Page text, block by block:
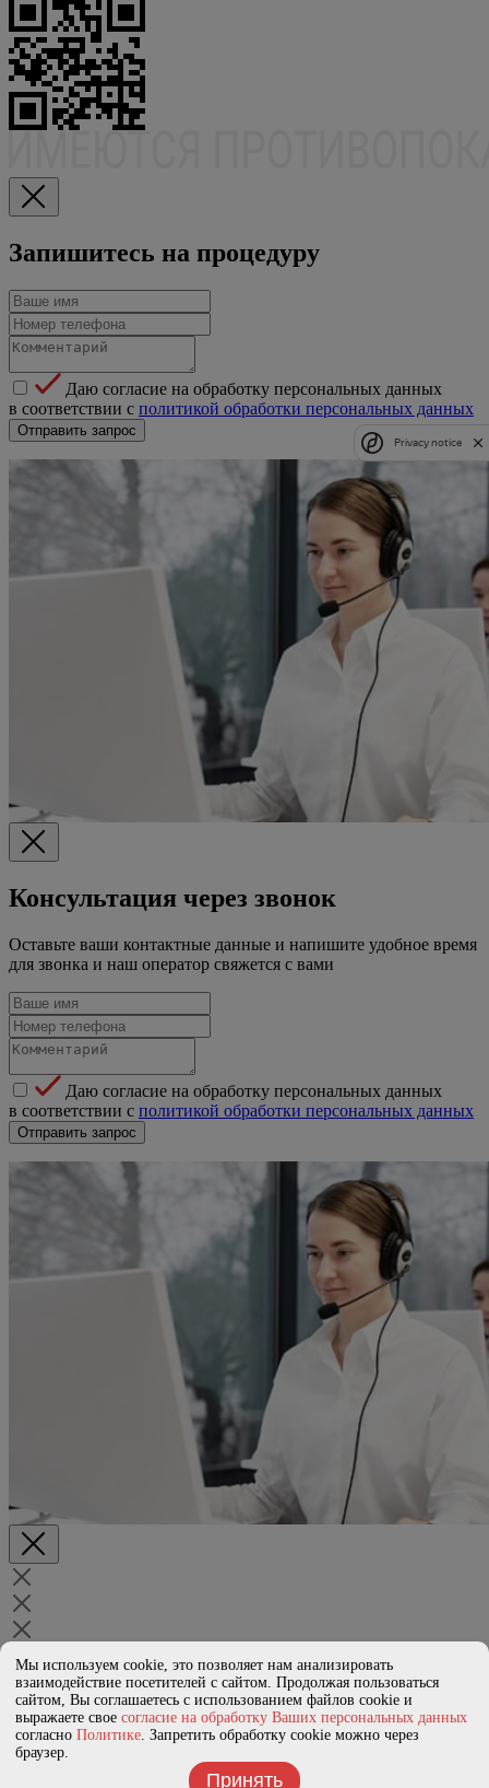
Запишитесь на процедуру
Даю согласие на обработку персональных данных
в соответствии с политикой обработки персональных данных
Отправить запрос
Консультация через звонок
Оставьте ваши контактные данные и напишите удобное время
для звонка и наш оператор свяжется с вами
Даю согласие на обработку персональных данных
в соответствии с политикой обработки персональных данных
Отправить запрос
Свяжемся с вами в ближайшее время
Мы приняли вашу запись на услугу
Не забудьте взять с собой:
Паспорт
Мы используем cookie, это позволяет нам анализировать
взаимодействие посетителей с сайтом. Продолжая пользоваться
сайтом, Вы соглашаетесь с использованием файлов cookie и
выражаете свое согласие на обработку Ваших персональных данных
согласно Политике. Запретить обработку cookie можно через
браузер.
Принять
Privacy notice